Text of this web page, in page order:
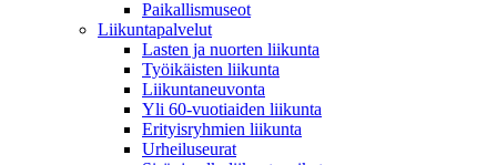
Paikallismuseot
Liikuntapalvelut
Lasten ja nuorten liikunta
Työikäisten liikunta
Liikuntaneuvonta
Yli 60-vuotiaiden liikunta
Erityisryhmien liikunta
Urheiluseurat